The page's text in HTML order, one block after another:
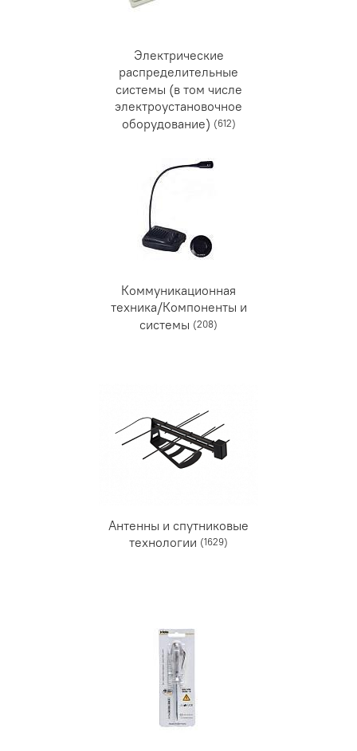
Электрические
распределительные
системы (в том числе
электроустановочное
оборудование) (612)
Коммуникационная
техника/Компоненты и
системы (208)
Антенны и спутниковые
технологии (1629)